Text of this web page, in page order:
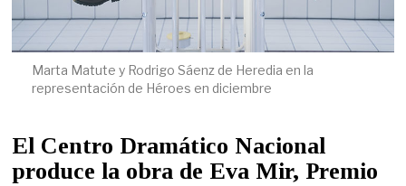
Marta Matute y Rodrigo Sáenz de Heredia en la
representación de Héroes en diciembre
El Centro Dramático Nacional
produce la obra de Eva Mir, Premio